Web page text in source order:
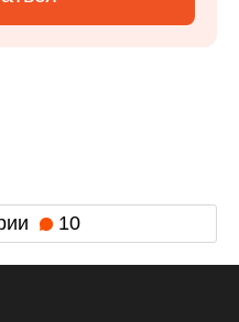
10